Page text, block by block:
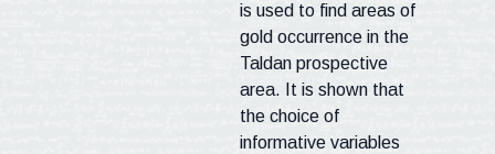
is used to find areas of
gold occurrence in the
Taldan prospective
area. It is shown that
the choice of
informative variables